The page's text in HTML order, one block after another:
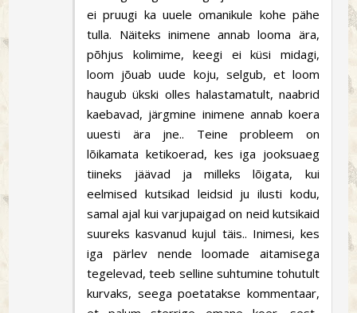
ei pruugi ka uuele omanikule kohe pähe
tulla. Näiteks inimene annab looma ära,
põhjus kolimime, keegi ei küsi midagi,
loom jõuab uude koju, selgub, et loom
haugub ükski olles halastamatult, naabrid
kaebavad, järgmine inimene annab koera
uuesti ära jne.. Teine probleem on
lõikamata ketikoerad, kes iga jooksuaeg
tiineks jäävad ja milleks lõigata, kui
eelmised kutsikad leidsid ju ilusti kodu,
samal ajal kui varjupaigad on neid kutsikaid
suureks kasvanud kujul täis.. Inimesi, kes
iga pärlev nende loomade aitamisega
tegelevad, teeb selline suhtumine tohutult
kurvaks, seega poetatakse kommentaar,